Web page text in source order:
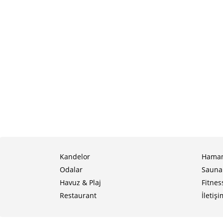
Kandelor
Odalar
Havuz & Plaj
Restaurant
Sauna